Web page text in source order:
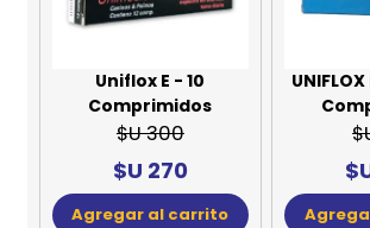
Uniflox E - 10
Comprimidos
$U 300
$U 270
Agregar al carrito